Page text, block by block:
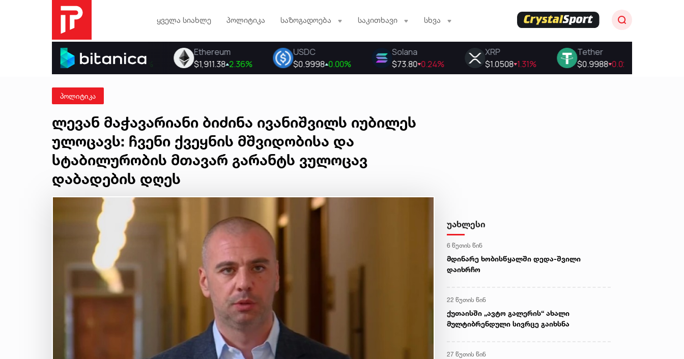
ყველა სიახლე პოლიტიკა საზოგადოება საკითხავი სხვა
პოლიტიკა
ლევან მაჭავარიანი ბიძინა ივანიშვილს იუბილეს
ულოცავს: ჩვენი ქვეყნის მშვიდობისა და
სტაბილურობის მთავარ გარანტს ვულოცავ
დაბადების დღეს
უახლესი
6 წუთის წინ
მდინარე ხობისწყალში დედა-შვილი
დაიხრჩო
22 წუთის წინ
ქუთაისში „ავტო გალერის“ ახალი
მულტიბრენდული სივრცე გაიხსნა
27 წუთის წინ